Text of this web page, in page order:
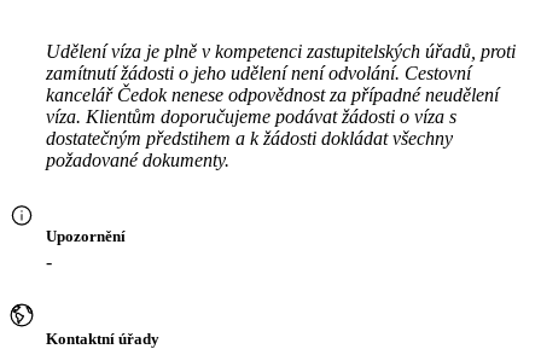
Udělení víza je plně v kompetenci zastupitelských úřadů, proti
zamítnutí žádosti o jeho udělení není odvolání. Cestovní
kancelář Čedok nenese odpovědnost za případné neudělení
víza. Klientům doporučujeme podávat žádosti o víza s
dostatečným předstihem a k žádosti dokládat všechny
požadované dokumenty.
Upozornění
-
Kontaktní úřady